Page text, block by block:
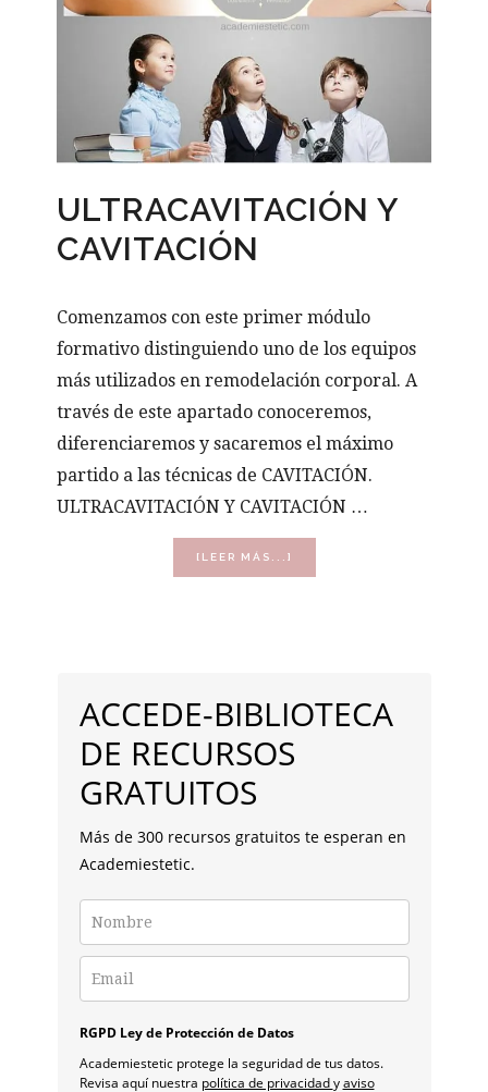
ULTRACAVITACIÓN Y
CAVITACIÓN
Comenzamos con este primer módulo
formativo distinguiendo uno de los equipos
más utilizados en remodelación corporal. A
través de este apartado conoceremos,
diferenciaremos y sacaremos el máximo
partido a las técnicas de CAVITACIÓN.
ULTRACAVITACIÓN Y CAVITACIÓN …
[LEER MÁS...]
DE
LATERAL
PRINCIPAL
ACCEDE-BIBLIOTECA
DE RECURSOS
GRATUITOS
Más de 300 recursos gratuitos te esperan en
Academiestetic.
RGPD Ley de Protección de Datos
Academiestetic protege la seguridad de tus datos.
Revisa aquí nuestra política de privacidadyaviso